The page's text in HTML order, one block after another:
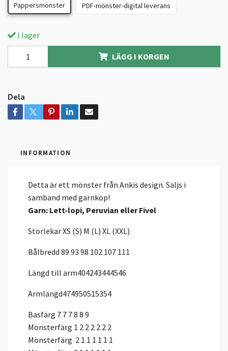
Pappersmönster PDF-mönster-digital leverans
I lager
LÄGG I KORGEN
Dela
INFORMATION
Detta är ett mönster från Ankis design. Säljs i
samband med garnköp!
Garn: Lett-lopi, Peruvian eller Fivel
Storlekar XS (S) M (L) XL (XXL)
Bålbredd 89 93 98 102 107 111
Längd till arm404243444546
Armlängd474950515354
Basfärg 7 7 7 8 8 9
Mönsterfärg 1 2 2 2 2 2 2
Mönsterfärg 2 1 1 1 1 1 1